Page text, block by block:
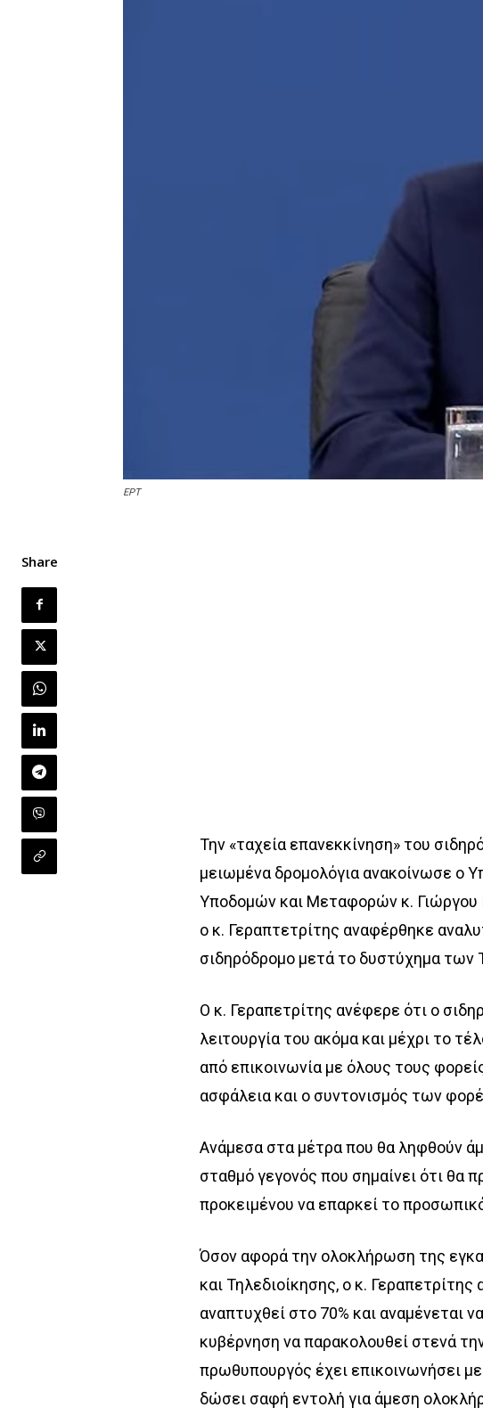
ΕΡΤ
Share
Την «ταχεία επανεκκίνηση» του
μειωμένα δρομολόγια ανακοίνωσε ο
Υποδομών και Μεταφορών κ. Γιώργου
ο κ. Γεραπτετρίτης αναφέρθηκε
σιδηρόδρομο μετά το δυστύχημα των
Ο κ. Γεραπετρίτης ανέφερε ότι ο
λειτουργία του ακόμα και μέχρι το
από επικοινωνία με όλους τους
ασφάλεια και ο συντονισμός των
Ανάμεσα στα μέτρα που θα ληφθούν
σταθμό γεγονός που σημαίνει ότι θα
προκειμένου να επαρκεί το
Όσον αφορά την ολοκλήρωση της
και Τηλεδιοίκησης, ο κ.
αναπτυχθεί στο 70% και αναμένεται
κυβέρνηση να παρακολουθεί στενά
πρωθυπουργός έχει επικοινωνήσει
δώσει σαφή εντολή για άμεση